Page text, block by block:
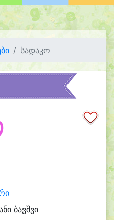
სადაკო
ბავშვი